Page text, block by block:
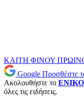
ΚΑΙΤΗ ΦΙΝΟΥ
Google Προσθέστε
Ακολουθήστε το
όλες τις ειδήσεις.